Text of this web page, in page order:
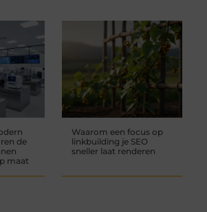
de
maat
Waarom een focus op
linkbuilding je SEO
sneller laat renderen